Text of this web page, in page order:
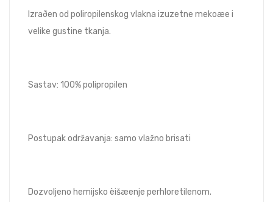
Izraðen od poliropilenskog vlakna izuzetne mekoæe i
velike gustine tkanja.
Sastav: 100% polipropilen
Postupak održavanja: samo vlažno brisati
Dozvoljeno hemijsko èišæenje perhloretilenom.